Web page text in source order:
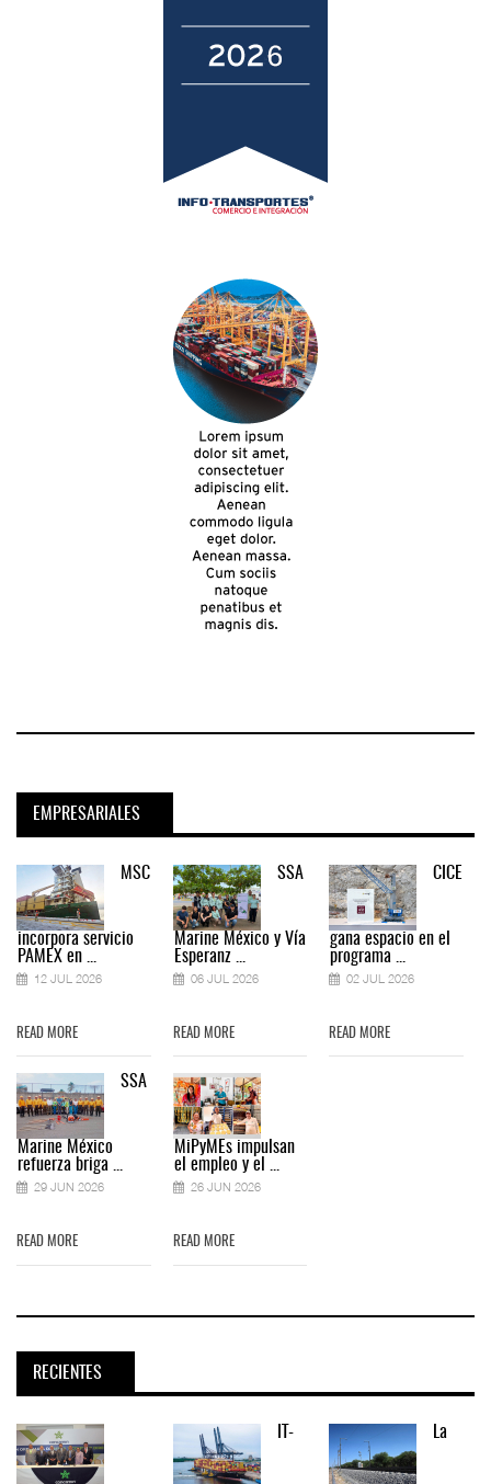
EMPRESARIALES
MSC
incorpora servicio
PAMEX en ...
12 JUL 2026
READ MORE
SSA
Marine México
refuerza briga ...
29 JUN 2026
READ MORE
SSA
Marine México y Vía
Esperanz ...
06 JUL 2026
READ MORE
MiPyMEs impulsan
el empleo y el ...
26 JUN 2026
READ MORE
CICE
gana espacio en el
programa ...
02 JUL 2026
READ MORE
RECIENTES
IT- La